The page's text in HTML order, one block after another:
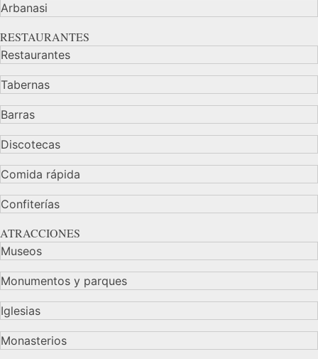
Arbanasi
RESTAURANTES
Restaurantes
Tabernas
Barras
Discotecas
Comida rápida
Confiterías
ATRACCIONES
Museos
Monumentos y parques
Iglesias
Monasterios